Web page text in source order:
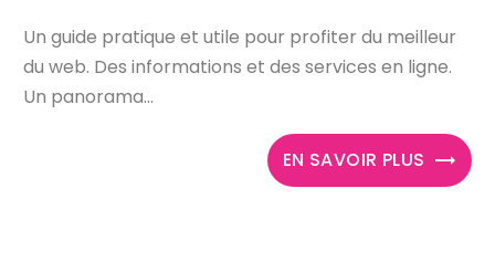
Un guide pratique et utile pour profiter du meilleur
du web. Des informations et des services en ligne.
Un panorama...
EN SAVOIR PLUS